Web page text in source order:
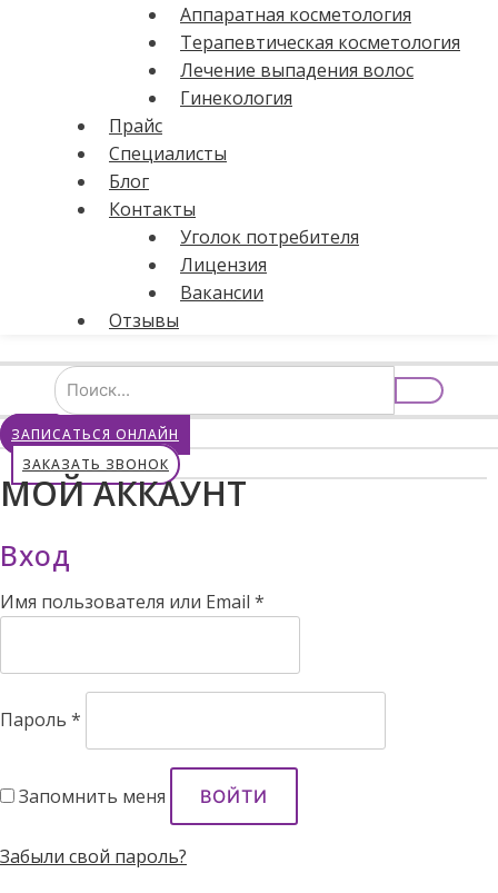
Аппаратная косметология
Терапевтическая косметология
Лечение выпадения волос
Гинекология
Прайс
Специалисты
Блог
Контакты
Уголок потребителя
Лицензия
Вакансии
Отзывы
ЗАПИСАТЬСЯ ОНЛАЙН
ЗАКАЗАТЬ ЗВОНОК
МОЙ АККАУНТ
Вход
Имя пользователя или Email *
Пароль *
Запомнить меня ВОЙТИ
Забыли свой пароль?